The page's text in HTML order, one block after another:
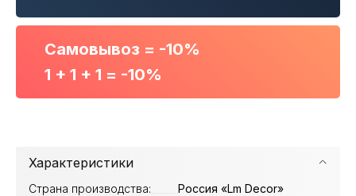
Самовывоз = -10%
1 + 1 + 1 = -10%
Характеристики
Страна производства:
Россия «Lm Decor»